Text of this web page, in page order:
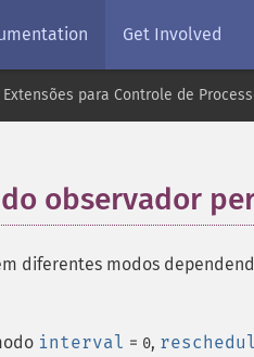
Get Involved
Extensões para Controle de
observador
diferentes modos
interval = 0,